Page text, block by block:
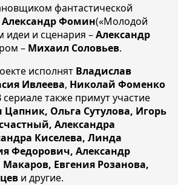
фантастической
Александр Фомин(«Молодой
идеи и сценария –Александр
– Михаил Соловьев.
исполнят Владислав
Ивлеева, Николай Фоменко
сериале также примут участие
Ольга Сутулова, Игорь
Александра
Киселева, Линда
Федорович, Александр
Макаров, Евгения Розанова,
и другие.